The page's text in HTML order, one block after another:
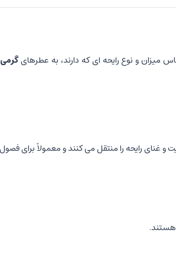
میزان و نوع رایحه ای که دارند، به عطرهایگرمی